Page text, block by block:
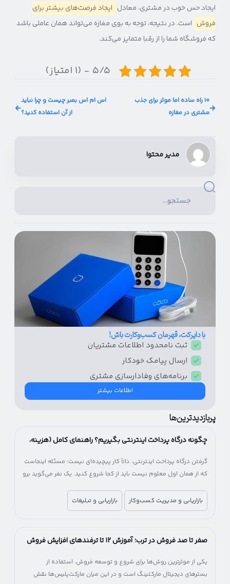
ایجاد حس خوب در مشتری، معادل ایجاد فرصت‌های بیشتر برای
فروش است. در نتیجه، توجه به بوی مغازه می‌تواند همان عاملی باشد
که فروشگاه شما را از رقبا متمایز می‌کند.
۵/۵ - (۱ امتیاز)
۱۰ راه ساده اما موثر برای جذب
مشتری در مغازه
اس ام اس بمبر چیست و چرا نباید
از آن استفاده کنید؟
مدیر محتوا
با دایرکت، قهرمان کسب‌و‌کارت باش!
ثبت نامحدود اطلاعات مشتریان
ارسال پیامک‌ خودکار
برنامه‌های وفادار‌سازی مشتری
اطلاعات بیشتر
پربازدیدترین‌ها
چگونه درگاه پرداخت اینترنتی بگیریم؟ راهنمای کامل (هزینه،
گرفتن درگاه پرداخت اینترنتی، ذاتاً کار پیچیده‌ای نیست؛ مسئله اینجاست
که از همان اول معلوم نیست باید از کجا شروع کنید. یک نفر می‌گوید برو
اول اینماد بگیر، یکی می‌گوید اصلاً لازم نیست. آخرش هم می‌مانید بین
چند راه، بدون اینکه بدانید کدام انتخاب درست‌تری است.
بازاریابی و مدیریت کسب‌وکار بازاریابی و تبلیغات
صفر تا صد فروش در ترب؛ آموزش ۱۲ تا ترفندهای افزایش فروش
یکی از موثرترین روش‌ها برای شروع و توسعه فروش، استفاده از
بسترهای دیجیتال مارکتینگ است و در این میان مارکت‌پلیس‌ها نقش